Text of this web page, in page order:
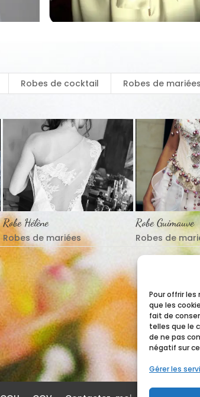
Pour offrir
que les
fait de
telles que le
de ne pas
négatif sur
Gérer les
Robes de cocktail Robes de
Robe Hélène
Robes de mariées
Robe Guimauve
Robes de